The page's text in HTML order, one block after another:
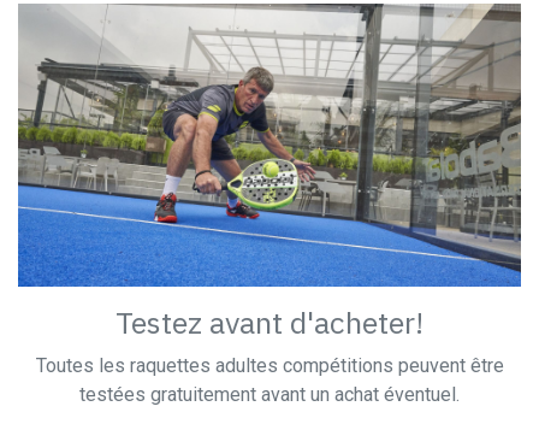
Testez avant d'acheter!
Toutes les raquettes adultes compétitions peuvent être
testées gratuitement avant un achat éventuel.